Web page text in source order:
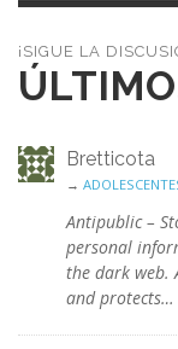
¡SIGUE LA
Bretticota
→
Antipublic –
personal
the dark web.
and protects…